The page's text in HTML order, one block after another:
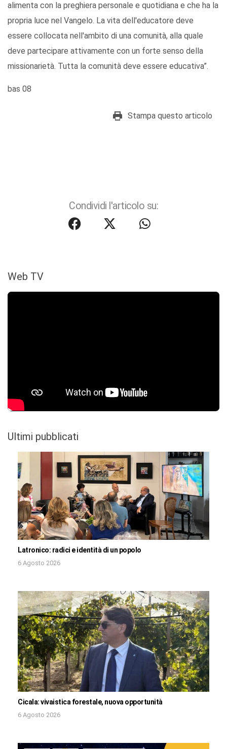
alimenta con la preghiera personale e quotidiana e che ha la
propria luce nel Vangelo. La vita dell'educatore deve
essere collocata nell'ambito di una comunità, alla quale
deve partecipare attivamente con un forte senso della
missionarietà. Tutta la comunità deve essere educativa”.
bas 08
Stampa questo articolo
Condividi l'articolo su:
Web TV
Ultimi pubblicati
Latronico: radici e identità di un popolo
6 Agosto 2026
Cicala: vivaistica forestale, nuova opportunità
6 Agosto 2026